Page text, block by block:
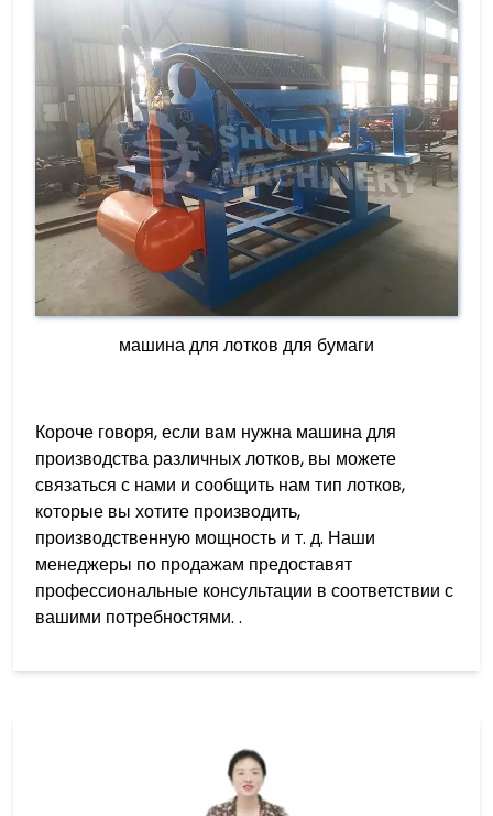
машина для лотков для бумаги
Короче говоря, если вам нужна машина для
производства различных лотков, вы можете
связаться с нами и сообщить нам тип лотков,
которые вы хотите производить,
производственную мощность и т. д. Наши
менеджеры по продажам предоставят
профессиональные консультации в соответствии с
вашими потребностями. .